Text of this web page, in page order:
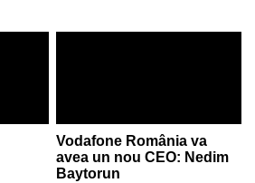
Vodafone România va
avea un nou CEO: Nedim
Baytorun